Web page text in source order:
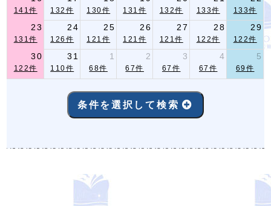
141件 132件 130件 131件 132件 133件 133件
23 24 25 26 27 28 29
131件 126件 121件 121件 121件 122件 122件
30 31 1 2 3 4 5
122件 110件 68件 67件 67件 67件 69件
条件を選択して検索